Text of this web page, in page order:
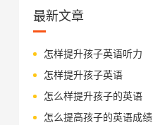
最新文章
怎样提升孩子英语听力
怎样提升孩子英语
怎么样提升孩子的英语
怎么提高孩子的英语成绩